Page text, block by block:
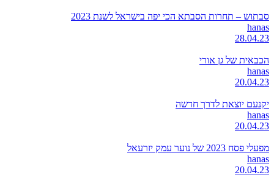
סבתוש – תחרות הסבתא הכי יפה בישראל לשנת 2023
hanas
28.04.23
הכבאית של גן אורי
hanas
20.04.23
יקנעם יוצאת לדרך חדשה
hanas
20.04.23
מפעלי פסח 2023 של נוער עמק יזרעאל
hanas
20.04.23